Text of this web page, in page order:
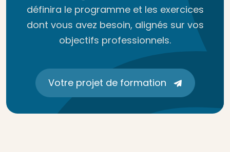
définira le programme et les exercices
dont vous avez besoin, alignés sur vos
objectifs professionnels.
Votre projet de formation